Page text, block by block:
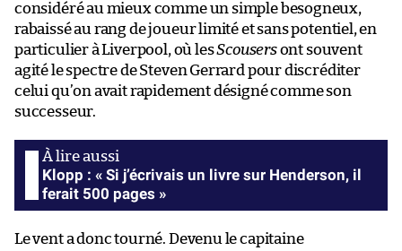
considéré au mieux comme un simple besogneux,
rabaissé au rang de joueur limité et sans potentiel, en
particulier à Liverpool, où lesScousersont souvent
agité le spectre de Steven Gerrard pour discréditer
celui qu’on avait rapidement désigné comme son
successeur.
Klopp : « Si j’écrivais un livre sur Henderson, il
ferait 500 pages »
Le vent a donc tourné. Devenu le capitaine